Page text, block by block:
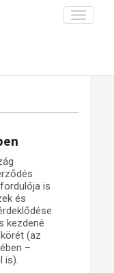
Toggle
alatt)
is
és
kezdené
(az
–
is).